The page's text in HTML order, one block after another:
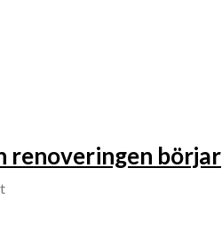
renoveringen börjar